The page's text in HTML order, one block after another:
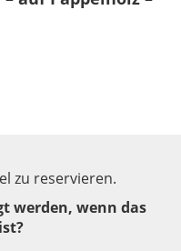
zu reservieren.
werden, wenn das